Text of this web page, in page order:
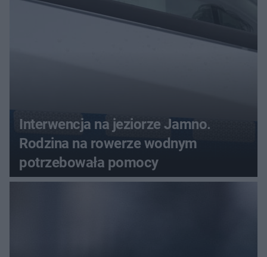
Interwencja na jeziorze Jamno.
Rodzina na rowerze wodnym
potrzebowała pomocy